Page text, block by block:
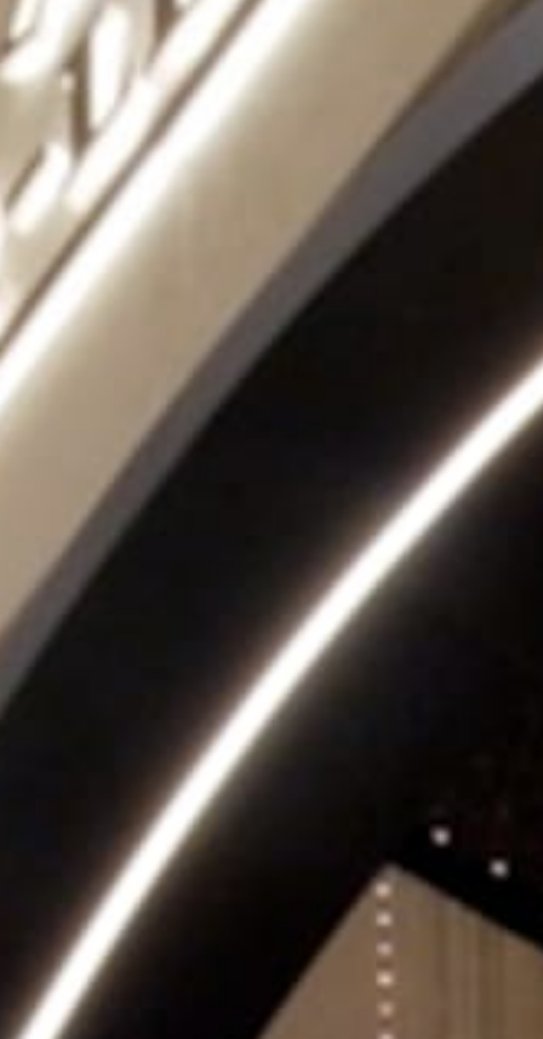
LE VIRTUOSE DU SON
L’ODYSSÉE SIDÉRALE
LE PIONNIER DE LA PRÉCISION
VOIR LES ÉVÉNEMENTS